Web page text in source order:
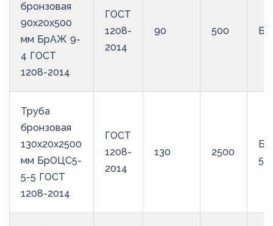
бронзовая
90х20х500
мм БрАЖ 9-
4 ГОСТ
1208-2014
ГОСТ
1208-
2014
90 500
Труба
бронзовая
130х20х2500
мм БрОЦС5-
5-5 ГОСТ
1208-2014
ГОСТ
1208-
2014
130 2500
5